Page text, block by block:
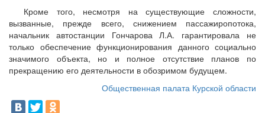
Кроме того, несмотря на существующие сложности,
вызванные, прежде всего, снижением пассажиропотока,
начальник автостанции Гончарова Л.А. гарантировала не
только обеспечение функционирования данного социально
значимого объекта, но и полное отсутствие планов по
прекращению его деятельности в обозримом будущем.
Общественная палата Курской области